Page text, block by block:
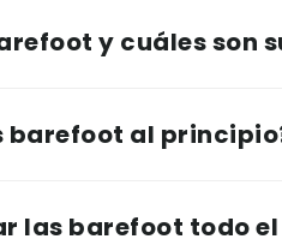
y cuáles son
barefoot al
las barefoot todo